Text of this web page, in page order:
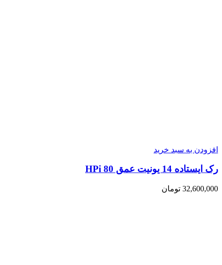
افزودن به سبد خرید
رک ایستاده 14 یونیت عمق 80 HPi
32,600,000 تومان